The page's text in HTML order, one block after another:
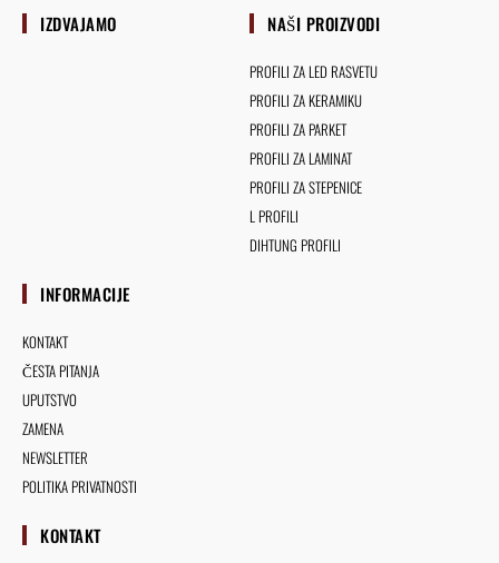
IZDVAJAMO NAŠI PROIZVODI
PROFILI ZA LED RASVETU
PROFILI ZA KERAMIKU
PROFILI ZA PARKET
PROFILI ZA LAMINAT
PROFILI ZA STEPENICE
L PROFILI
DIHTUNG PROFILI
INFORMACIJE
KONTAKT
ČESTA PITANJA
UPUTSTVO
ZAMENA
NEWSLETTER
POLITIKA PRIVATNOSTI
KONTAKT